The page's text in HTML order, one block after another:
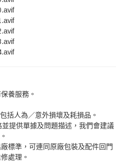
養服務。
括人為／意外損壞及耗損品。
提供單據及問題描述，我們會建議
標準，可連同原廠包裝及配件回門
處理。